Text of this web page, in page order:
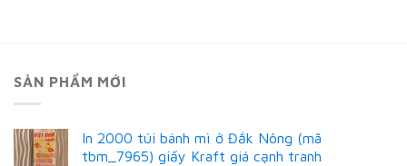
SẢN PHẨM MỚI
In 2000 túi bánh mì ở Đắk Nông (mã
tbm_7965) giấy Kraft giá cạnh tranh